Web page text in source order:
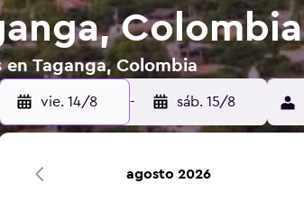
Colombia
Taganga, Colombia
vie. 14/8 - sáb. 15/8
de hoteles y alojamientos.
agosto 2026